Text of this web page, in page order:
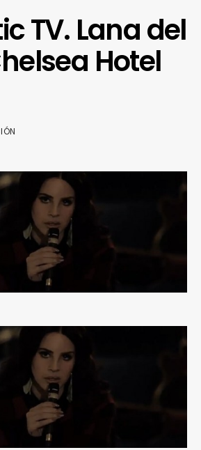
TV. Lana del
Hotel